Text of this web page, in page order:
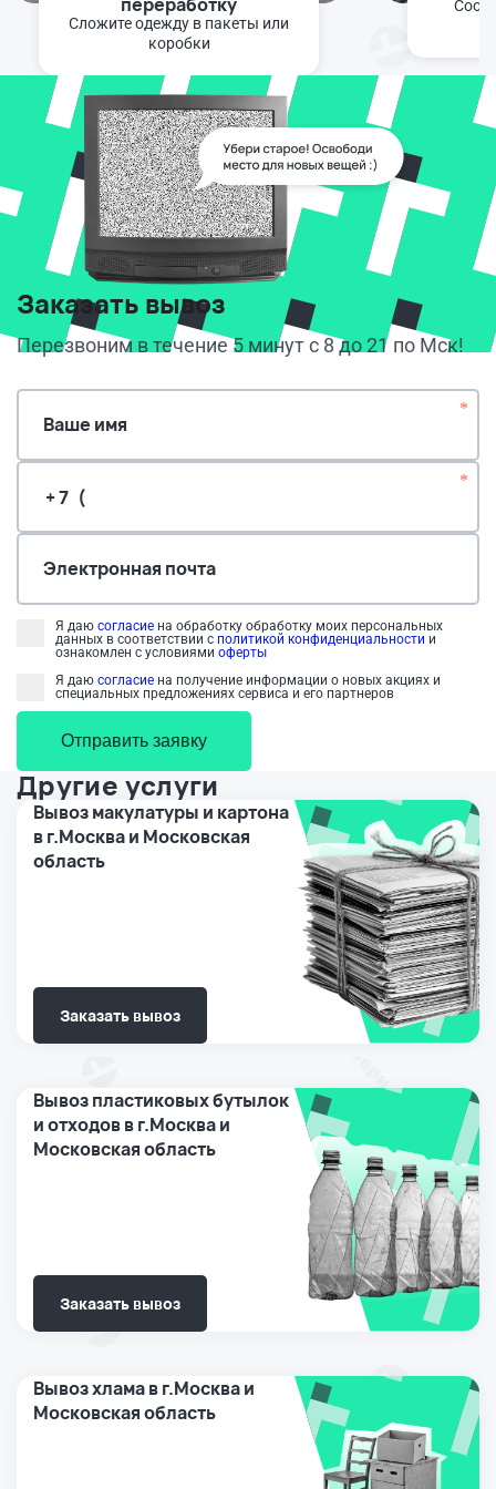
переработку
Сложите одежду в пакеты или
коробки
Заказать вывоз
Перезвоним в течение 5 минут с 8 до 21 по Мск!
Ваше имя
*
*
Электронная почта
Я даю согласие на обработку обработку моих персональных
данных в соответствии с политикой конфиденциальности и
ознакомлен с условиями оферты
Я даю согласие на получение информации о новых акциях и
специальных предложениях сервиса и его партнеров
Отправить заявку
Другие услуги
Вывоз макулатуры и картона
в г.Москва и Московская
область
Заказать вывоз
Вывоз пластиковых бутылок
и отходов в г.Москва и
Московская область
Заказать вывоз
Вывоз хлама в г.Москва и
Московская область